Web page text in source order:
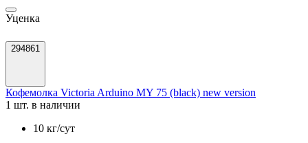
Уценка
294861
Кофемолка Victoria Arduino MY 75 (black) new version
1 шт. в наличии
10 кг/сут